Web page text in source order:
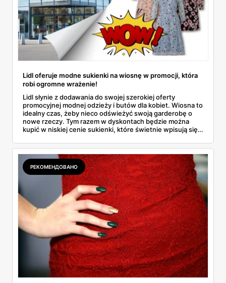
Lidl oferuje modne sukienki na wiosnę w promocji, która
robi ogromne wrażenie!
Lidl słynie z dodawania do swojej szerokiej oferty
promocyjnej modnej odzieży i butów dla kobiet. Wiosna to
idealny czas, żeby nieco odświeżyć swoją garderobę o
nowe rzeczy. Tym razem w dyskontach będzie można
kupić w niskiej cenie sukienki, które świetnie wpisują się
wyjątkową akcją zniżkową, która nie potrwa długo!
Dowiedz się więcej!
РЕКОМЕНДОВАНО